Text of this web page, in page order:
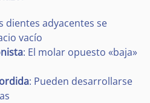
dientes adyacentes se
vacío
: El molar opuesto «baja»
: Pueden desarrollarse